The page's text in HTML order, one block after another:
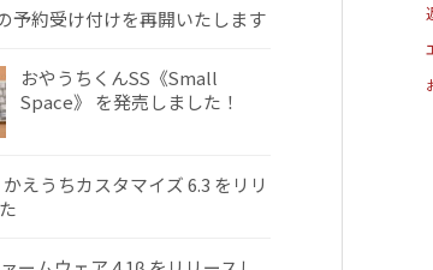
予約受け付けを再開いたします
おやうちくんSS《Small
Space》 を発売しました！
えうちカスタマイズ 6.3 をリリ